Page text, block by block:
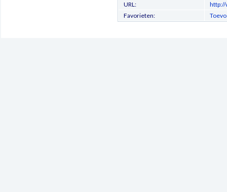
URL:
http://
Favorieten: